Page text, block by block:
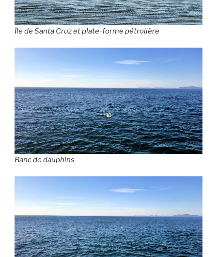
Île de Santa Cruz et plate-forme pétrolière
Banc de dauphins